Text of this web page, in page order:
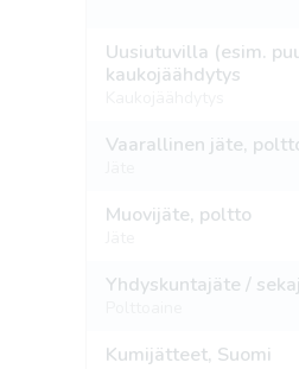
Uusiutuvilla (esim.
kaukojäähdytys
Vaarallinen jäte,
Muovijäte, poltto
Yhdyskuntajäte /
Kumijätteet, Suomi